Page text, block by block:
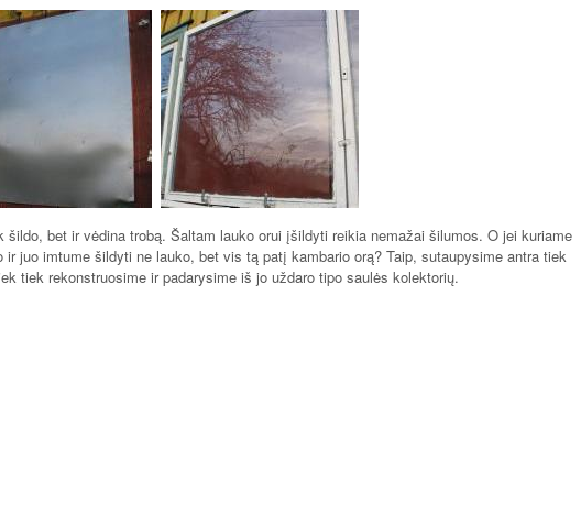
bet ir vėdina trobą. Šaltam lauko orui įšildyti reikia nemažai šilumos. O jei kuriame
juo imtume šildyti ne lauko, bet vis tą patį kambario orą? Taip, sutaupysime antra tiek
tiek rekonstruosime ir padarysime iš jo uždaro tipo saulės kolektorių.